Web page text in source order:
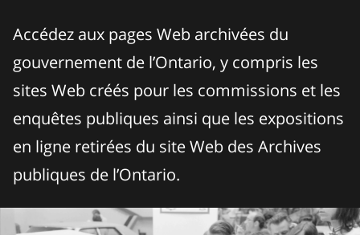
Accédez aux pages Web archivées du
gouvernement de l’Ontario, y compris les
sites Web créés pour les commissions et les
enquêtes publiques ainsi que les expositions
en ligne retirées du site Web des Archives
publiques de l’Ontario.